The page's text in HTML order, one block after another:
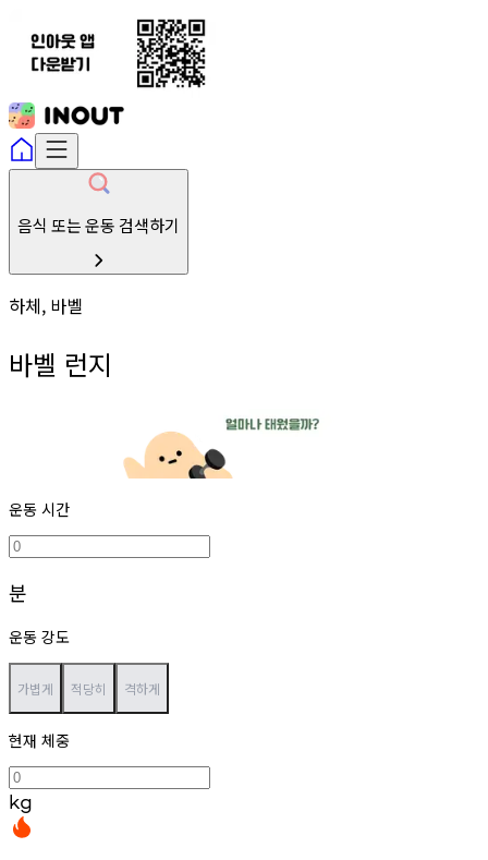
음식 또는 운동 검색하기
하체, 바벨
바벨 런지
운동 시간
분
운동 강도
가볍게 적당히 격하게
현재 체중
kg